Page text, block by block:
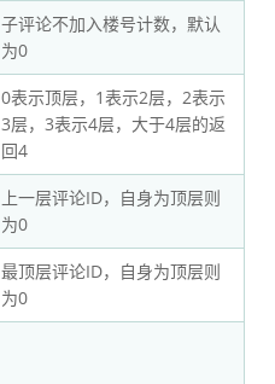
子评论不加入楼号计数，默认
为0
0表示顶层，1表示2层，2表示
3层，3表示4层，大于4层的返
回4
上一层评论ID，自身为顶层则
为0
最顶层评论ID，自身为顶层则
为0